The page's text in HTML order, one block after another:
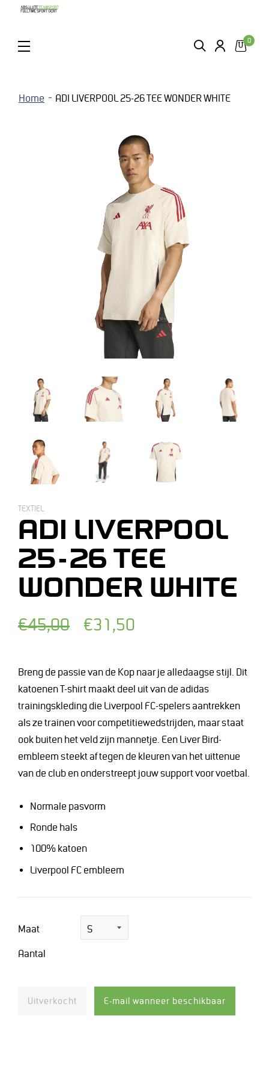
ZOEKEN LOGIN
0
Home ADI LIVERPOOL 25-26 TEE WONDER WHITE
TEXTIEL
ADI LIVERPOOL
25-26 TEE
WONDER WHITE
Normale
Afgeprijsde
€45,00 €31,50
Breng de passie van de Kop naar je alledaagse stijl. Dit
katoenen T-shirt maakt deel uit van de adidas
trainingskleding die Liverpool FC-spelers aantrekken
als ze trainen voor competitiewedstrijden, maar staat
ook buiten het veld zijn mannetje. Een Liver Bird-
embleem steekt af tegen de kleuren van het uittenue
van de club en onderstreept jouw support voor voetbal.
Normale pasvorm
Ronde hals
100% katoen
Liverpool FC embleem
Maat
Aantal
Uitverkocht E-mail wanneer beschikbaar